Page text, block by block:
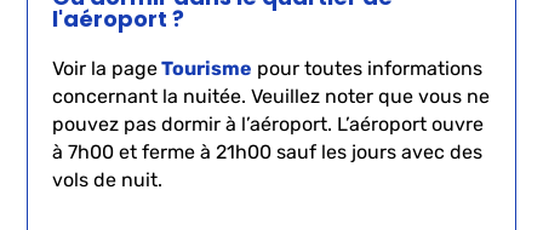
l'aéroport ?
Voir la pageTourisme pour toutes informations
concernant la nuitée. Veuillez noter que vous ne
pouvez pas dormir à l’aéroport. L’aéroport ouvre
à 7h00 et ferme à 21h00 sauf les jours avec des
vols de nuit.